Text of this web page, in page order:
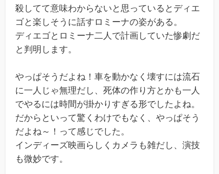
殺してて意味わからないと思っているとディエ
ゴと楽しそうに話すロミーナの姿がある。
ディエゴとロミーナ二人で計画していた惨劇だ
と判明します。
やっぱそうだよね！車を動かなく壊すには流石
に一人じゃ無理だし、死体の作り方とかも一人
でやるには時間が掛かりすぎる形でしたよね。
だからといって驚くわけでもなく、やっぱそう
だよね～！って感じでした。
インディーズ映画らしくカメラも雑だし、演技
も微妙です。